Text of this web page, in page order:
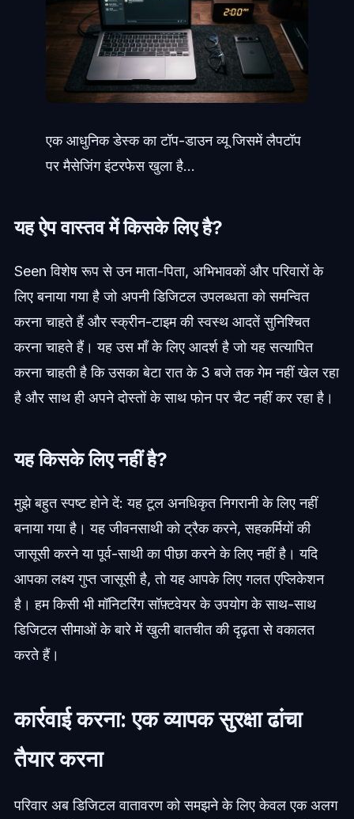
एक आधुनिक डेस्क का टॉप-डाउन व्यू जिसमें लैपटॉप
पर मैसेजिंग इंटरफेस खुला है...
यह ऐप वास्तव में किसके लिए है?
Seen विशेष रूप से उन माता-पिता, अभिभावकों और परिवारों के
लिए बनाया गया है जो अपनी डिजिटल उपलब्धता को समन्वित
करना चाहते हैं और स्क्रीन-टाइम की स्वस्थ आदतें सुनिश्चित
करना चाहते हैं। यह उस माँ के लिए आदर्श है जो यह सत्यापित
करना चाहती है कि उसका बेटा रात के 3 बजे तक गेम नहीं खेल रहा
है और साथ ही अपने दोस्तों के साथ फोन पर चैट नहीं कर रहा है।
यह किसके लिए नहीं है?
मुझे बहुत स्पष्ट होने दें: यह टूल अनधिकृत निगरानी के लिए नहीं
बनाया गया है। यह जीवनसाथी को ट्रैक करने, सहकर्मियों की
जासूसी करने या पूर्व-साथी का पीछा करने के लिए नहीं है। यदि
आपका लक्ष्य गुप्त जासूसी है, तो यह आपके लिए गलत एप्लिकेशन
है। हम किसी भी मॉनिटरिंग सॉफ़्टवेयर के उपयोग के साथ-साथ
डिजिटल सीमाओं के बारे में खुली बातचीत की दृढ़ता से वकालत
करते हैं।
कार्रवाई करना: एक व्यापक सुरक्षा ढांचा
तैयार करना
परिवार अब डिजिटल वातावरण को समझने के लिए केवल एक अलग